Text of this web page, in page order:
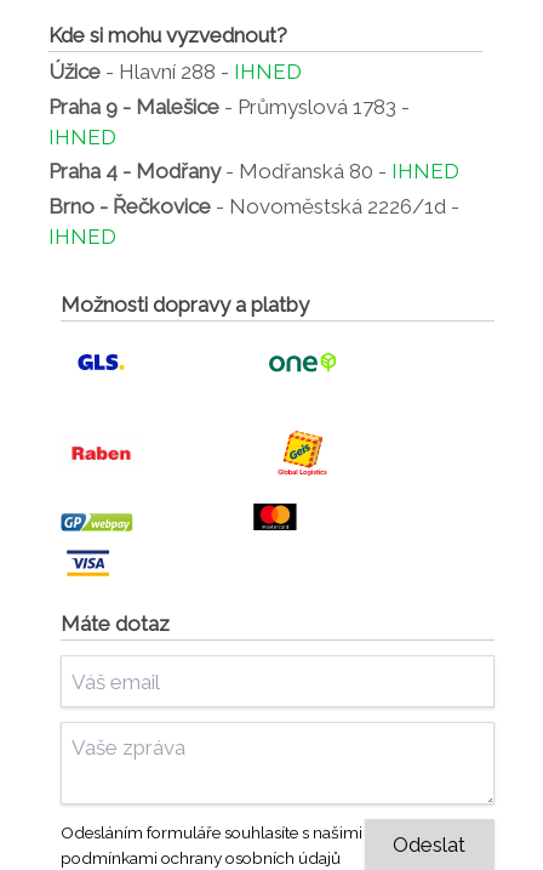
Kde si mohu vyzvednout?
Úžice - Hlavní 288 - IHNED
Praha 9 - Malešice - Průmyslová 1783 -
IHNED
Praha 4 - Modřany- Modřanská 80 - IHNED
Brno - Řečkovice - Novoměstská 2226/1d -
IHNED
Možnosti dopravy a platby
Máte dotaz
Odesláním formuláře souhlasíte s našimi
podmínkami ochrany osobních údajů